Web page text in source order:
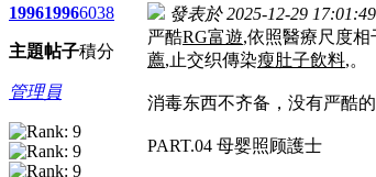
1996
主題
1996
帖子
6038
積分
管理員
發表於 2025-12-29 17:01:49
严酷RG富遊,依照醫療尺度
薦,止交织傳染瘦肚子飲料,。
消毒东西不齐备，没有严酷的
PART.04 母婴照顾護士